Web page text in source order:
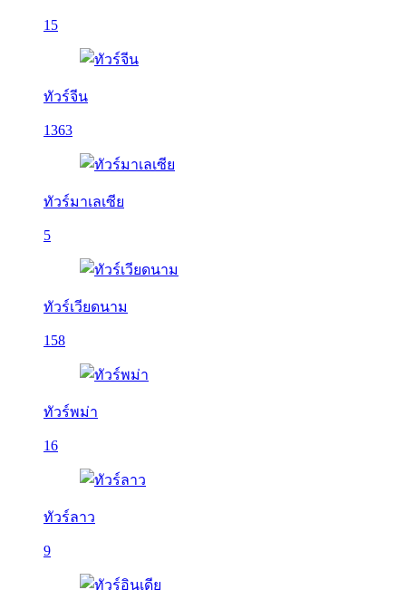
15
ทัวร์จีน
1363
ทัวร์มาเลเซีย
5
ทัวร์เวียดนาม
158
ทัวร์พม่า
16
ทัวร์ลาว
9